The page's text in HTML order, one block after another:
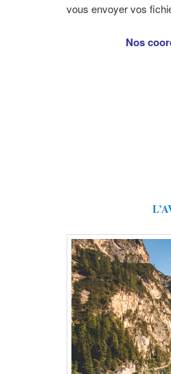
vous envoyer vos
Nos